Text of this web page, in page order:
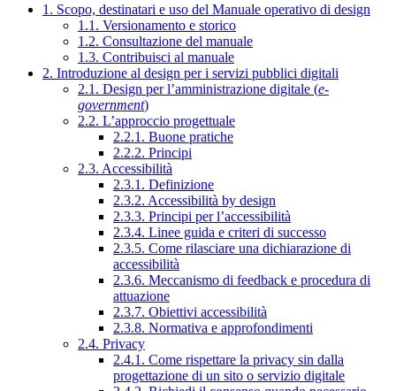
1. Scopo, destinatari e uso del Manuale operativo di design
1.1. Versionamento e storico
1.2. Consultazione del manuale
1.3. Contribuisci al manuale
2. Introduzione al design per i servizi pubblici digitali
2.1. Design per l’amministrazione digitale (e-
government)
2.2. L’approccio progettuale
2.2.1. Buone pratiche
2.2.2. Principi
2.3. Accessibilità
2.3.1. Definizione
2.3.2. Accessibilità by design
2.3.3. Principi per l’accessibilità
2.3.4. Linee guida e criteri di successo
2.3.5. Come rilasciare una dichiarazione di
accessibilità
2.3.6. Meccanismo di feedback e procedura di
attuazione
2.3.7. Obiettivi accessibilità
2.3.8. Normativa e approfondimenti
2.4. Privacy
2.4.1. Come rispettare la privacy sin dalla
progettazione di un sito o servizio digitale